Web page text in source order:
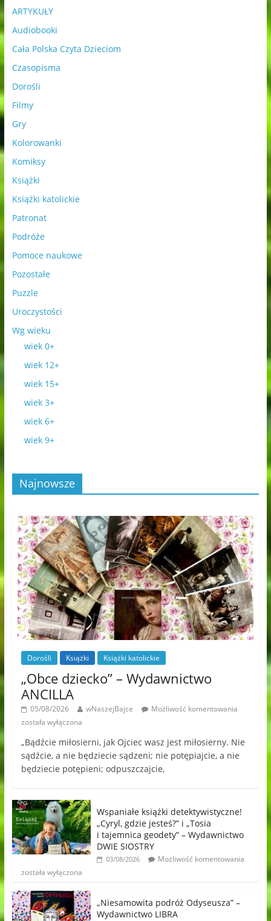
ARTYKUŁY
Audiobooki
Cała Polska Czyta Dzieciom
Czasopisma
Dorośli
Filmy
Gry
Kolorowanki
Komiksy
Książki
Książki katolickie
Patronat
Podróże
Pomoce naukowe
Pozostałe
Puzzle
Uroczystości
Wg wieku
wiek 0+
wiek 12+
wiek 15+
wiek 3+
wiek 6+
wiek 9+
Najnowsze
Dorośli Książki Książki katolickie
„Obce dziecko” – Wydawnictwo
ANCILLA
05/08/2026 wNaszejBajce
Możliwość komentowania
została wyłączona
„Bądźcie miłosierni, jak Ojciec wasz jest miłosierny. Nie
sądźcie, a nie będziecie sądzeni; nie potępiajcie, a nie
będziecie potępieni; odpuszczajcie,
Wspaniałe książki detektywistyczne!
„Cyryl, gdzie jesteś?” i „Tosia
i tajemnica geodety” – Wydawnictwo
DWIE SIOSTRY
03/08/2026
Możliwość komentowania
została wyłączona
„Niesamowita podróż Odyseusza” –
Wydawnictwo LIBRA